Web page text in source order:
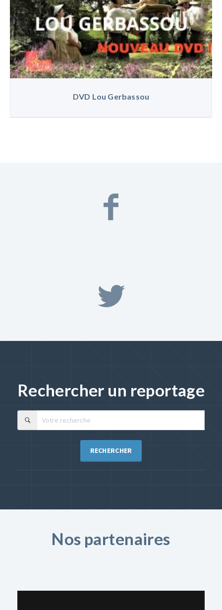
DVD Lou Gerbassou
Rechercher un reportage
RECHERCHER
Nos partenaires